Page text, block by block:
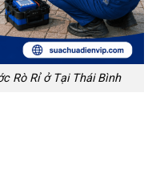
Rò Rỉ ở Tại Thái Bình